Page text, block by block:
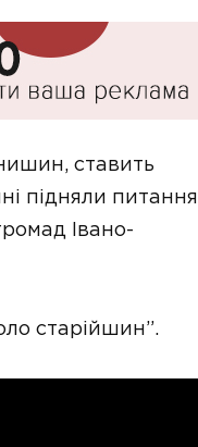
ставить
підняли питання
Івано-
старійшин”.